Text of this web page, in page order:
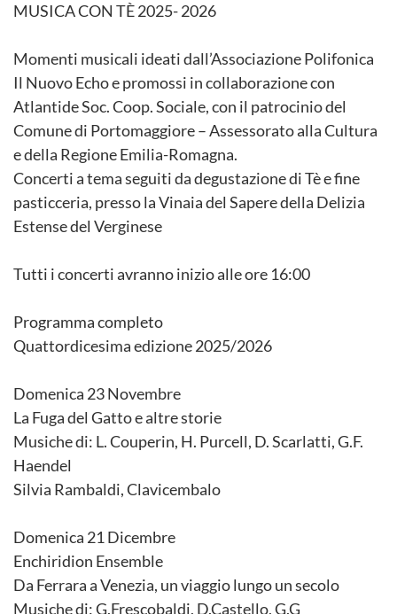
MUSICA CON TÈ 2025- 2026
Momenti musicali ideati dall’Associazione Polifonica
Il Nuovo Echo e promossi in collaborazione con
Atlantide Soc. Coop. Sociale, con il patrocinio del
Comune di Portomaggiore – Assessorato alla Cultura
e della Regione Emilia-Romagna.
Concerti a tema seguiti da degustazione di Tè e fine
pasticceria, presso la Vinaia del Sapere della Delizia
Estense del Verginese
Tutti i concerti avranno inizio alle ore 16:00
Programma completo
Quattordicesima edizione 2025/2026
Domenica 23 Novembre
La Fuga del Gatto e altre storie
Musiche di: L. Couperin, H. Purcell, D. Scarlatti, G.F.
Haendel
Silvia Rambaldi, Clavicembalo
Domenica 21 Dicembre
Enchiridion Ensemble
Da Ferrara a Venezia, un viaggio lungo un secolo
Musiche di: G.Frescobaldi, D.Castello, G.G